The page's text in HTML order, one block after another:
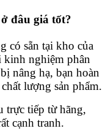
đâu giá tốt?
có sẵn tại kho của
nghiệm phân
nâng hạ, bạn hoàn
lượng sản phẩm.
trực tiếp từ hãng,
cạnh tranh.